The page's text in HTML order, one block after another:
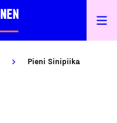
Pieni Sinipiika